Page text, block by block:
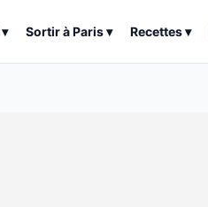
▾ Sortir àParis▾ Recettes▾